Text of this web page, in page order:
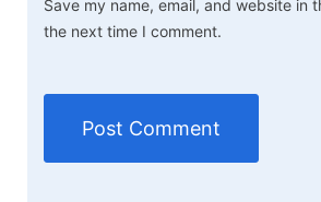
Save my name, email, and website in
the next time I comment.